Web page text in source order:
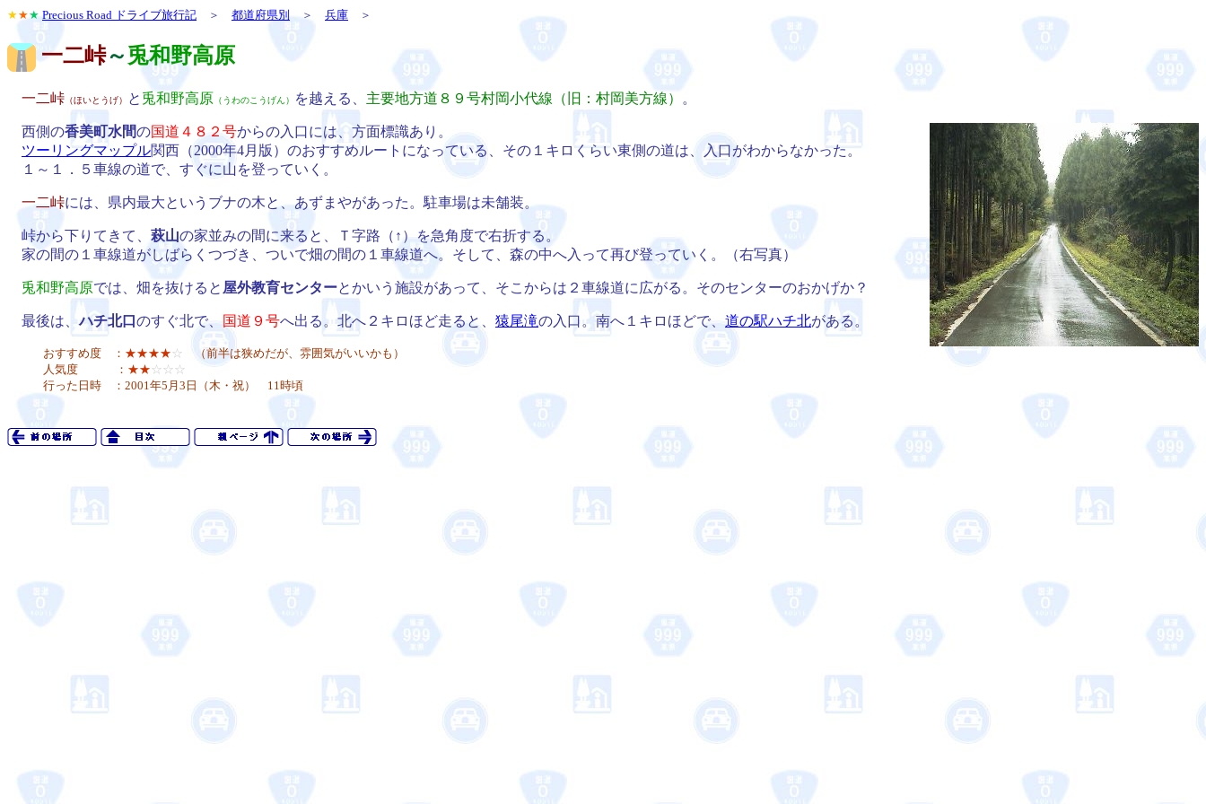
★★★ Precious Road ドライブ旅行記 ＞ 都道府県別＞ 兵庫 ＞
一二峠～兎和野高原
一二峠 （ほいとうげ） と 兎和野高原 （うわのこうげん） を越える、 主要地方道８９号村岡小代線（旧：村岡美方線） 。
西側の香美町水間の国道４８２号からの入口には、方面標識あり。
ツーリングマップル関西（2000年4月版）のおすすめルートになっている、その１キロくらい東側の道は、入口がわからなかった。
１～１．５車線の道で、すぐに山を登っていく。
一二峠には、県内最大というブナの木と、あずまやがあった。駐車場は未舗装。
峠から下りてきて、 萩山の家並みの間に来ると、Ｔ字路（↑）を急角度で右折する。
家の間の１車線道がしばらくつづき、ついで畑の間の１車線道へ。そして、森の中へ入って再び登っていく。（右写真）
兎和野高原では、畑を抜けると 屋外教育センターとかいう施設があって、そこからは２車線道に広がる。そのセンターのおかげか？
最後は、ハチ北口 のすぐ北で、 国道９号へ出る。北へ２キロほど走ると、 猿尾滝の入口。南へ１キロほどで、道の駅ハチ北がある。
おすすめ度 ： ★★★★☆ （前半は狭めだが、雰囲気がいいかも）
人気度 ： ★★☆☆☆
行った日時 ：2001年5月3日（木・祝） 11時頃